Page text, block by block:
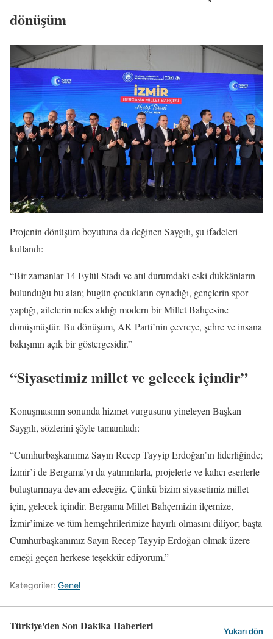
dönüşüm
Projenin dönüşüm boyutuna da değinen Saygılı, şu ifadeleri
kullandı:
“Bir zamanlar 14 Eylül Stadı ve atıl durumdaki eski dükkânların
bulunduğu bu alan; bugün çocukların oynadığı, gençlerin spor
yaptığı, ailelerin nefes aldığı modern bir Millet Bahçesine
dönüşmüştür. Bu dönüşüm, AK Parti’nin çevreye, şehre ve insana
bakışının açık bir göstergesidir.”
“Siyasetimiz millet ve gelecek içindir”
Konuşmasının sonunda hizmet vurgusunu yineleyen Başkan
Saygılı, sözlerini şöyle tamamladı:
“Cumhurbaşkanımız Sayın Recep Tayyip Erdoğan’ın liderliğinde;
İzmir’i de Bergama’yı da yatırımlarla, projelerle ve kalıcı eserlerle
buluşturmaya devam edeceğiz. Çünkü bizim siyasetimiz millet
için, gelecek içindir. Bergama Millet Bahçemizin ilçemize,
İzmir’imize ve tüm hemşehrilerimize hayırlı olmasını diliyor; başta
Cumhurbaşkanımız Sayın Recep Tayyip Erdoğan olmak üzere
emeği geçen herkese teşekkür ediyorum.”
Kategoriler: Genel
Türkiye'den Son Dakika Haberleri Yukarı dön